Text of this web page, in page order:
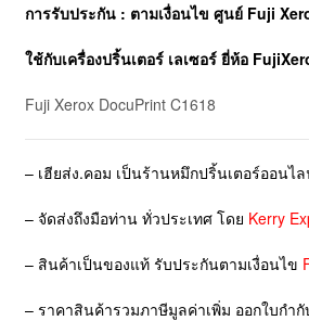
การรับประกัน : ตามเงื่อนไข ศูนย์ Fuji
ใช้กับเครื่องปริ้นเตอร์ เลเซอร์ ยี่ห้อ
Fuji Xerox DocuPrint C1618
– เฮียส่ง.คอม เป็นร้านหมึกปริ้นเตอร์ออนไ
– จัดส่งถึงมือท่าน ทั่วประเทศ โดย Kerry
– สินค้าเป็นของแท้ รับประกันตามเงื่อนไข
– ราคาสินค้ารวมภาษีมูลค่าเพิ่ม ออกใบกำ